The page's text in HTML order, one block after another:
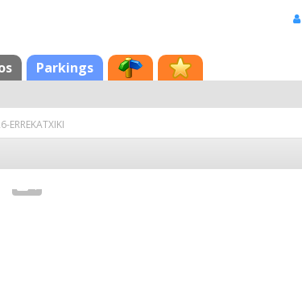
Parkings
ERREKATXIKI
4